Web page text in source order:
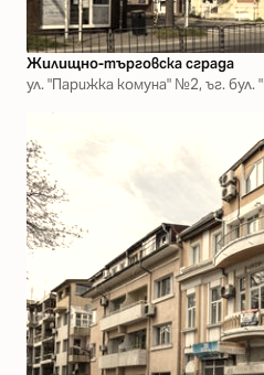
Жилищно-търговска сграда
ул. "Парижка комуна" №2, ъг. бул.